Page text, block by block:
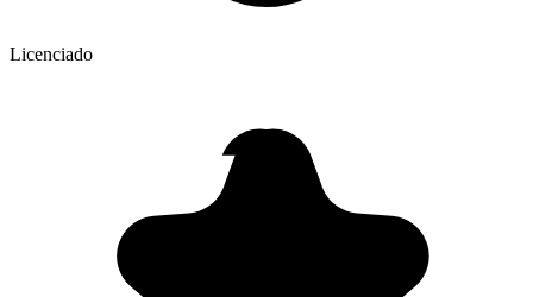
Licenciado